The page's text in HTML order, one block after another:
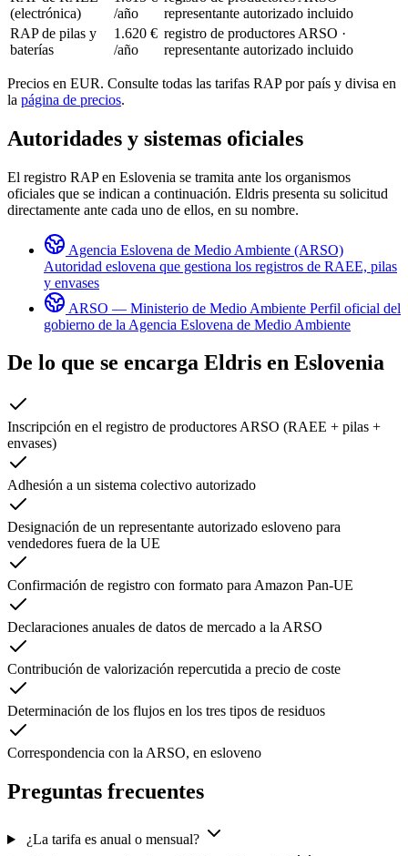
(electrónica)
/año
representante autorizado incluido
RAP de pilas y
baterías
1.620 €
/año
registro de productores ARSO ·
representante autorizado incluido
Precios en EUR. Consulte todas las tarifas RAP por país y divisa en
la página de precios.
Autoridades y sistemas oficiales
El registro RAP en Eslovenia se tramita ante los organismos
oficiales que se indican a continuación. Eldris presenta su solicitud
directamente ante cada uno de ellos, en su nombre.
Agencia Eslovena de Medio Ambiente (ARSO)
Autoridad eslovena que gestiona los registros de RAEE, pilas
y envases
ARSO — Ministerio de Medio Ambiente Perfil oficial del
gobierno de la Agencia Eslovena de Medio Ambiente
De lo que se encarga Eldris en Eslovenia
Inscripción en el registro de productores ARSO (RAEE + pilas +
envases)
Adhesión a un sistema colectivo autorizado
Designación de un representante autorizado esloveno para
vendedores fuera de la UE
Confirmación de registro con formato para Amazon Pan-UE
Declaraciones anuales de datos de mercado a la ARSO
Contribución de valorización repercutida a precio de coste
Determinación de los flujos en los tres tipos de residuos
Correspondencia con la ARSO, en esloveno
Preguntas frecuentes
¿La tarifa es anual o mensual?